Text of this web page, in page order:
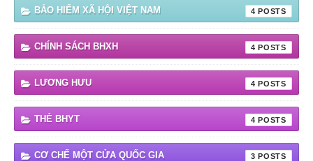
BẢO HIỂM XÃ HỘI VIỆT NAM 4
CHÍNH SÁCH BHXH 4
LƯƠNG HƯU 4
THẺ BHYT 4
CƠ CHẾ MỘT CỬA QUỐC GIA 3